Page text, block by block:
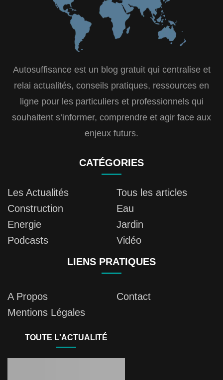
Autosuffisance est un blog gratuit qui centralise et
relai actualités, conseils pratiques, ressources en
ligne pour les particuliers et professionnels qui
souhaitent s’informer, comprendre et agir face aux
enjeux futurs.
CATÉGORIES
Les Actualités
Tous les articles
Construction
Eau
Energie
Jardin
Podcasts
Vidéo
LIENS PRATIQUES
A Propos
Contact
Mentions Légales
TOUTE L'ACTUALITÉ